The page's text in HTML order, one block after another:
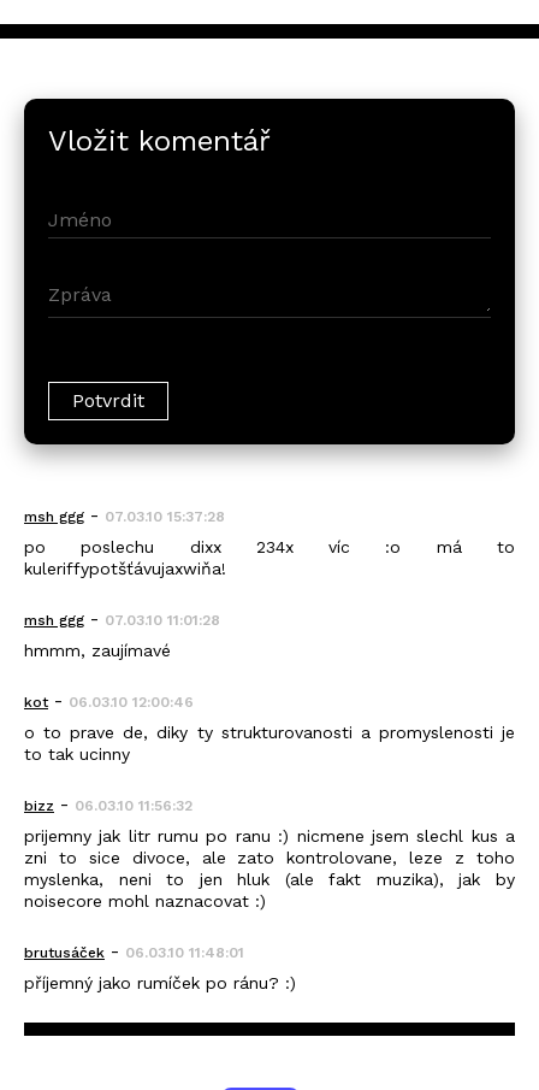
Vložit komentář
msh ggg - 07.03.10 15:37:28
po poslechu dixx 234x víc :o má to
kuleriffypotšťávujaxwiňa!
msh ggg - 07.03.10 11:01:28
hmmm, zaujímavé
kot- 06.03.10 12:00:46
o to prave de, diky ty strukturovanosti a promyslenosti je
to tak ucinny
bizz - 06.03.10 11:56:32
prijemny jak litr rumu po ranu :) nicmene jsem slechl kus a
zni to sice divoce, ale zato kontrolovane, leze z toho
myslenka, neni to jen hluk (ale fakt muzika), jak by
noisecore mohl naznacovat :)
brutusáček - 06.03.10 11:48:01
příjemný jako rumíček po ránu? :)